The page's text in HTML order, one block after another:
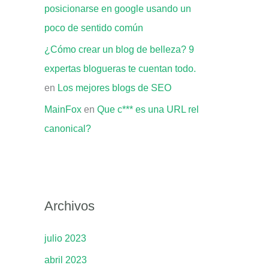
posicionarse en google usando un
poco de sentido común
¿Cómo crear un blog de belleza? 9
expertas blogueras te cuentan todo.
en Los mejores blogs de SEO
MainFox en Que c*** es una URL rel
canonical?
Archivos
julio 2023
abril 2023